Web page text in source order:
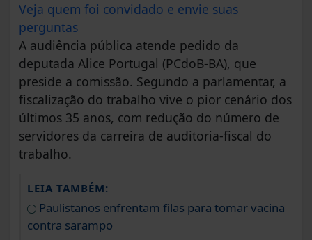
Veja quem foi convidado e envie suas
perguntas
A audiência pública atende pedido da
deputada Alice Portugal (PCdoB-BA), que
preside a comissão. Segundo a parlamentar, a
fiscalização do trabalho vive o pior cenário dos
últimos 35 anos, com redução do número de
servidores da carreira de auditoria-fiscal do
trabalho.
LEIA TAMBÉM:
Paulistanos enfrentam filas para tomar vacina
contra sarampo